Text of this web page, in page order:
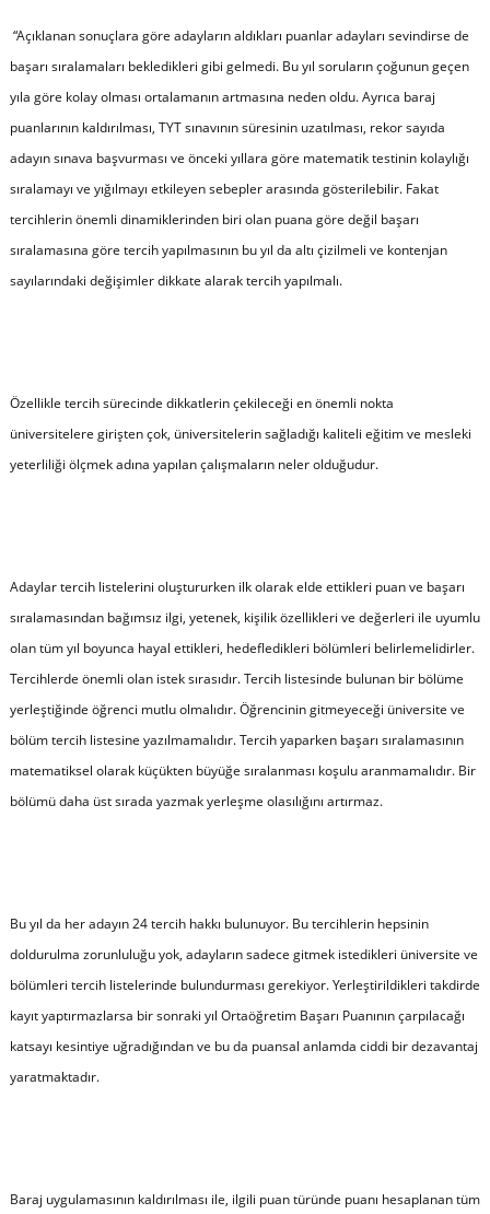
“Açıklanan sonuçlara göre adayların aldıkları puanlar adayları sevindirse de
başarı sıralamaları bekledikleri gibi gelmedi. Bu yıl soruların çoğunun geçen
yıla göre kolay olması ortalamanın artmasına neden oldu. Ayrıca baraj
puanlarının kaldırılması, TYT sınavının süresinin uzatılması, rekor sayıda
adayın sınava başvurması ve önceki yıllara göre matematik testinin kolaylığı
sıralamayı ve yığılmayı etkileyen sebepler arasında gösterilebilir. Fakat
tercihlerin önemli dinamiklerinden biri olan puana göre değil başarı
sıralamasına göre tercih yapılmasının bu yıl da altı çizilmeli ve kontenjan
sayılarındaki değişimler dikkate alarak tercih yapılmalı.
Özellikle tercih sürecinde dikkatlerin çekileceği en önemli nokta
üniversitelere girişten çok, üniversitelerin sağladığı kaliteli eğitim ve mesleki
yeterliliği ölçmek adına yapılan çalışmaların neler olduğudur.
Adaylar tercih listelerini oluştururken ilk olarak elde ettikleri puan ve başarı
sıralamasından bağımsız ilgi, yetenek, kişilik özellikleri ve değerleri ile uyumlu
olan tüm yıl boyunca hayal ettikleri, hedefledikleri bölümleri belirlemelidirler.
Tercihlerde önemli olan istek sırasıdır. Tercih listesinde bulunan bir bölüme
yerleştiğinde öğrenci mutlu olmalıdır. Öğrencinin gitmeyeceği üniversite ve
bölüm tercih listesine yazılmamalıdır. Tercih yaparken başarı sıralamasının
matematiksel olarak küçükten büyüğe sıralanması koşulu aranmamalıdır. Bir
bölümü daha üst sırada yazmak yerleşme olasılığını artırmaz.
Bu yıl da her adayın 24 tercih hakkı bulunuyor. Bu tercihlerin hepsinin
doldurulma zorunluluğu yok, adayların sadece gitmek istedikleri üniversite ve
bölümleri tercih listelerinde bulundurması gerekiyor. Yerleştirildikleri takdirde
kayıt yaptırmazlarsa bir sonraki yıl Ortaöğretim Başarı Puanının çarpılacağı
katsayı kesintiye uğradığından ve bu da puansal anlamda ciddi bir dezavantaj
yaratmaktadır.
Baraj uygulamasının kaldırılması ile, ilgili puan türünde puanı hesaplanan tüm